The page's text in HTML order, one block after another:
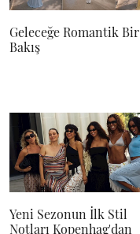
Geleceğe Romantik Bir
Bakış
Yeni Sezonun İlk Stil
Notları Kopenhag'dan